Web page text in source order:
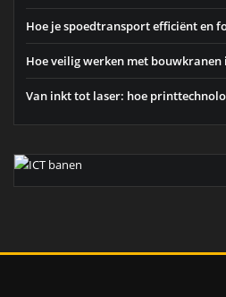
Hoe je spoedtransport efficiënt en
Hoe veilig werken met
Van inkt tot laser: hoe